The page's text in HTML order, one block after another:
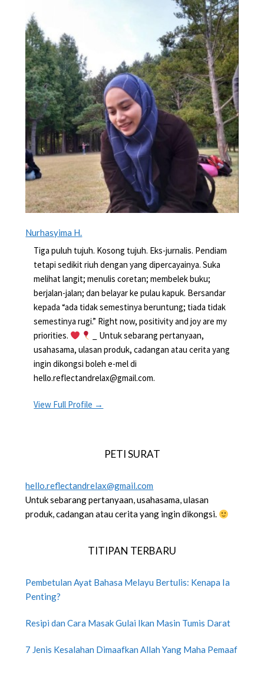
Nurhasyima H.
Tiga puluh tujuh. Kosong tujuh. Eks-jurnalis. Pendiam
tetapi sedikit riuh dengan yang dipercayainya. Suka
melihat langit; menulis coretan; membelek buku;
berjalan-jalan; dan belayar ke pulau kapuk. Bersandar
kepada “ada tidak semestinya beruntung; tiada tidak
semestinya rugi.” Right now, positivity and joy are my
priorities.
_ Untuk sebarang pertanyaan,
usahasama, ulasan produk, cadangan atau cerita yang
ingin dikongsi boleh e-mel di
hello.reflectandrelax@gmail.com.
View Full Profile →
PETI SURAT
hello.reflectandrelax@gmail.com
Untuk sebarang pertanyaan, usahasama, ulasan
produk, cadangan atau cerita yang ingin dikongsi.
TITIPAN TERBARU
Pembetulan Ayat Bahasa Melayu Bertulis: Kenapa Ia
Penting?
Resipi dan Cara Masak Gulai Ikan Masin Tumis Darat
7 Jenis Kesalahan Dimaafkan Allah Yang Maha Pemaaf